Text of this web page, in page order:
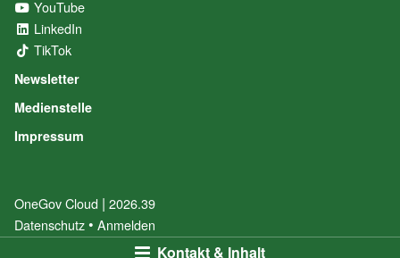
Kontakt & Inhalt
YouTube
LinkedIn
TikTok
Newsletter
Medienstelle
Impressum
OneGov Cloud (External Link)
| 2026.39
Datenschutz (External Link)
Anmelden